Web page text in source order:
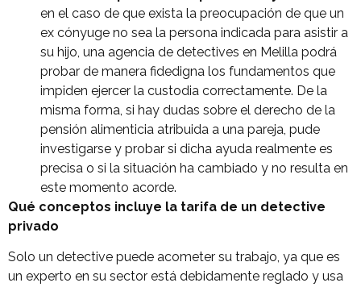
en el caso de que exista la preocupación de que un
ex cónyuge no sea la persona indicada para asistir a
su hijo, una agencia de detectives en Melilla podrá
probar de manera fidedigna los fundamentos que
impiden ejercer la custodia correctamente. De la
misma forma, si hay dudas sobre el derecho de la
pensión alimenticia atribuida a una pareja, pude
investigarse y probar si dicha ayuda realmente es
precisa o si la situación ha cambiado y no resulta en
este momento acorde.
Qué conceptos incluye la tarifa de un detective
privado
Solo un detective puede acometer su trabajo, ya que es
un experto en su sector está debidamente reglado y usa